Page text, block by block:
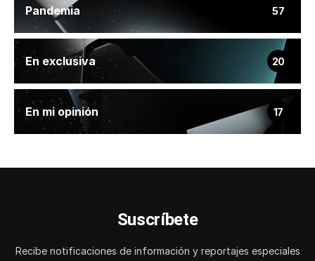
Pandemia 57
En exclusiva 20
En mi opinión 17
Suscríbete
Recibe notificaciones de información y reportajes especiales